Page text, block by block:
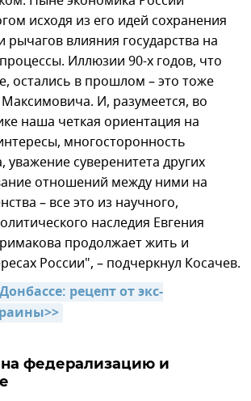
исходя из его идей сохранения
рычагов влияния государства на
Иллюзии 90-х годов, что
остались в прошлом – это тоже
Максимовича. И, разумеется, во
наша четкая ориентация на
многосторонность
уважение суверенитета других
отношений между ними на
– все это из научного,
наследия Евгения
продолжает жить и
России", – подчеркнул Косачев.
рецепт от экс-
на федерализацию и